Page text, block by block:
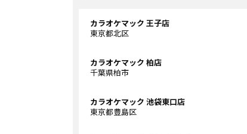
カラオケマック 王子店
東京都北区
カラオケマック 柏店
千葉県柏市
カラオケマック 池袋東口店
東京都豊島区